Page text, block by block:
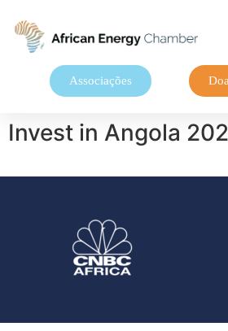
Associações
Invest in Angola